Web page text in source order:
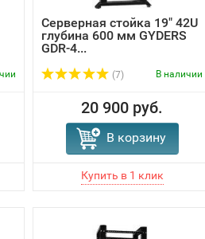
Серверная стойка 19" 42U
глубина 600 мм GYDERS
GDR-4...
(7) В наличии
20 900 руб.
В корзину